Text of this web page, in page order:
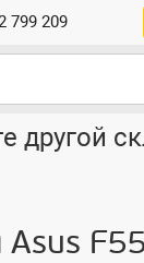
799 209
другой